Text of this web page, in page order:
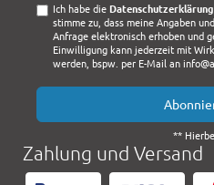
Ich habe die Daten­schutz­erklärung
stimme zu, dass meine Angaben
Anfrage elektronisch erhoben und
Einwilligung kann jederzeit mit
werden, bspw. per E-Mail an
**
Zahlung und Versand